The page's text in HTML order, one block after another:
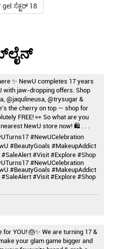
ಸೆಕ್ಟರ್ 18
✨ NewU completes 17 years
with jaw-dropping offers. Shop
@jaqulineusa, @trysugar &
the cherry on top — shop for
FREE! 👀 So what are you
NewU store now! 🛍️ . . .
#NewUCelebration
#BeautyGoals #MakeupAddict
#Visit #Explore #Shop
#NewUCelebration
#BeautyGoals #MakeupAddict
#SaleAlert#Visit#Explore#Shop
YOU! 🎂✨ We are turning 17 &
your glam game bigger and